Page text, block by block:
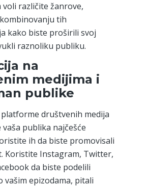
voli različite žanrove,
tih
kako biste proširili svoj
raznoliku publiku.
na
medijima i
publike
društvenih medija
vaša publika najčešće
ih da biste promovisali
Koristite Instagram, Twitter,
da biste podelili
vašim epizodama, pitali